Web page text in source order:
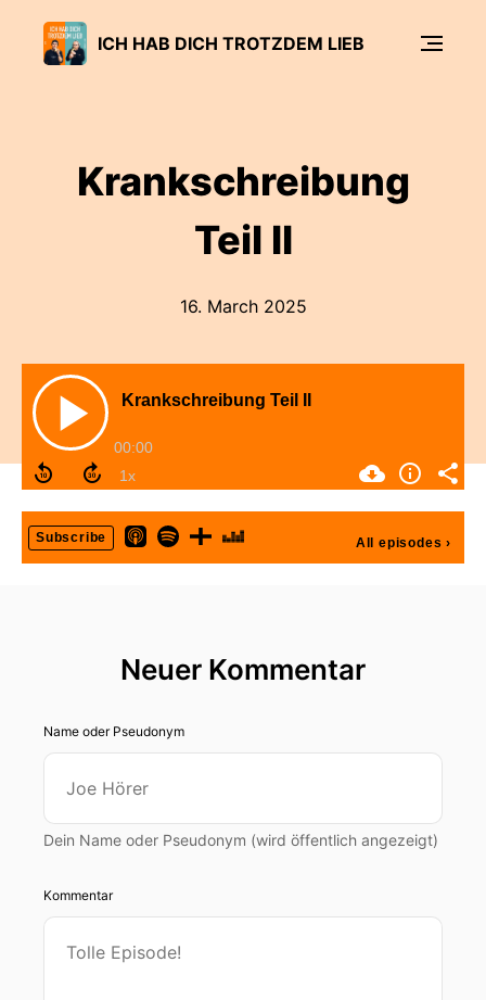
ICH HAB DICH TROTZDEM LIEB
Krankschreibung
Teil II
16. March 2025
Krankschreibung Teil II
00:00
Subscribe All episodes ›
Neuer Kommentar
Name oder Pseudonym
Dein Name oder Pseudonym (wird öffentlich angezeigt)
Kommentar